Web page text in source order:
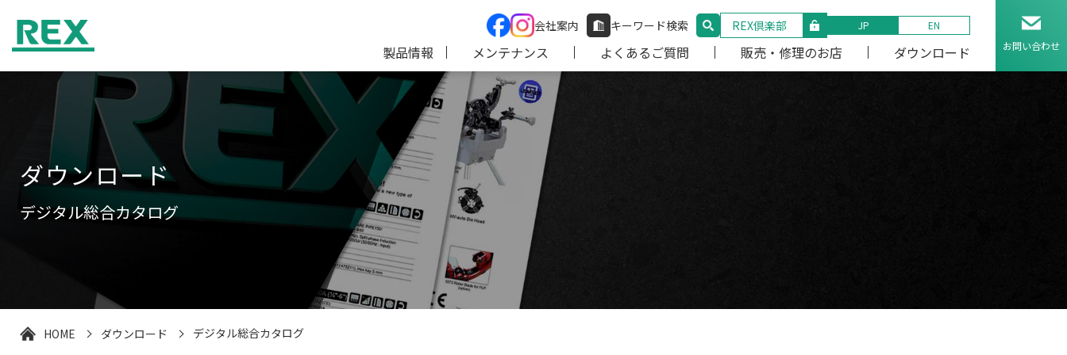
会社案内 キーワード検索 REX倶楽部 JP EN
製品情報 メンテナンス よくあるご質問 販売・修理のお店 ダウンロード お問い合わせ
ダウンロード
デジタル総合カタログ
HOME ダウンロード デジタル総合カタログ